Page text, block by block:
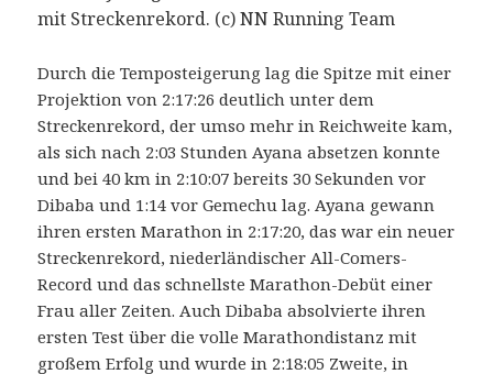
mit Streckenrekord. (c) NN Running Team
Durch die Temposteigerung lag die Spitze mit einer
Projektion von 2:17:26 deutlich unter dem
Streckenrekord, der umso mehr in Reichweite kam,
als sich nach 2:03 Stunden Ayana absetzen konnte
und bei 40 km in 2:10:07 bereits 30 Sekunden vor
Dibaba und 1:14 vor Gemechu lag. Ayana gewann
ihren ersten Marathon in 2:17:20, das war ein neuer
Streckenrekord, niederländischer All-Comers-
Record und das schnellste Marathon-Debüt einer
Frau aller Zeiten. Auch Dibaba absolvierte ihren
ersten Test über die volle Marathondistanz mit
großem Erfolg und wurde in 2:18:05 Zweite, in